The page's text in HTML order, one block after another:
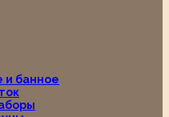
и банное